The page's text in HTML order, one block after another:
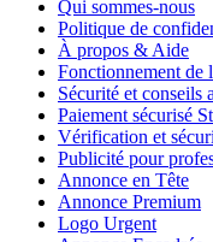
Qui sommes-nous
Politique de
À propos & Aide
Fonctionnement de
Sécurité et conseils
Paiement sécurisé
Vérification et
Publicité pour
Annonce en Tête
Annonce Premium
Logo Urgent